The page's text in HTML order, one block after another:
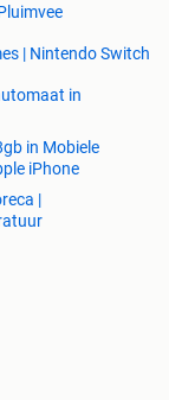
| Nintendo Switch
in
in Mobiele
iPhone
|